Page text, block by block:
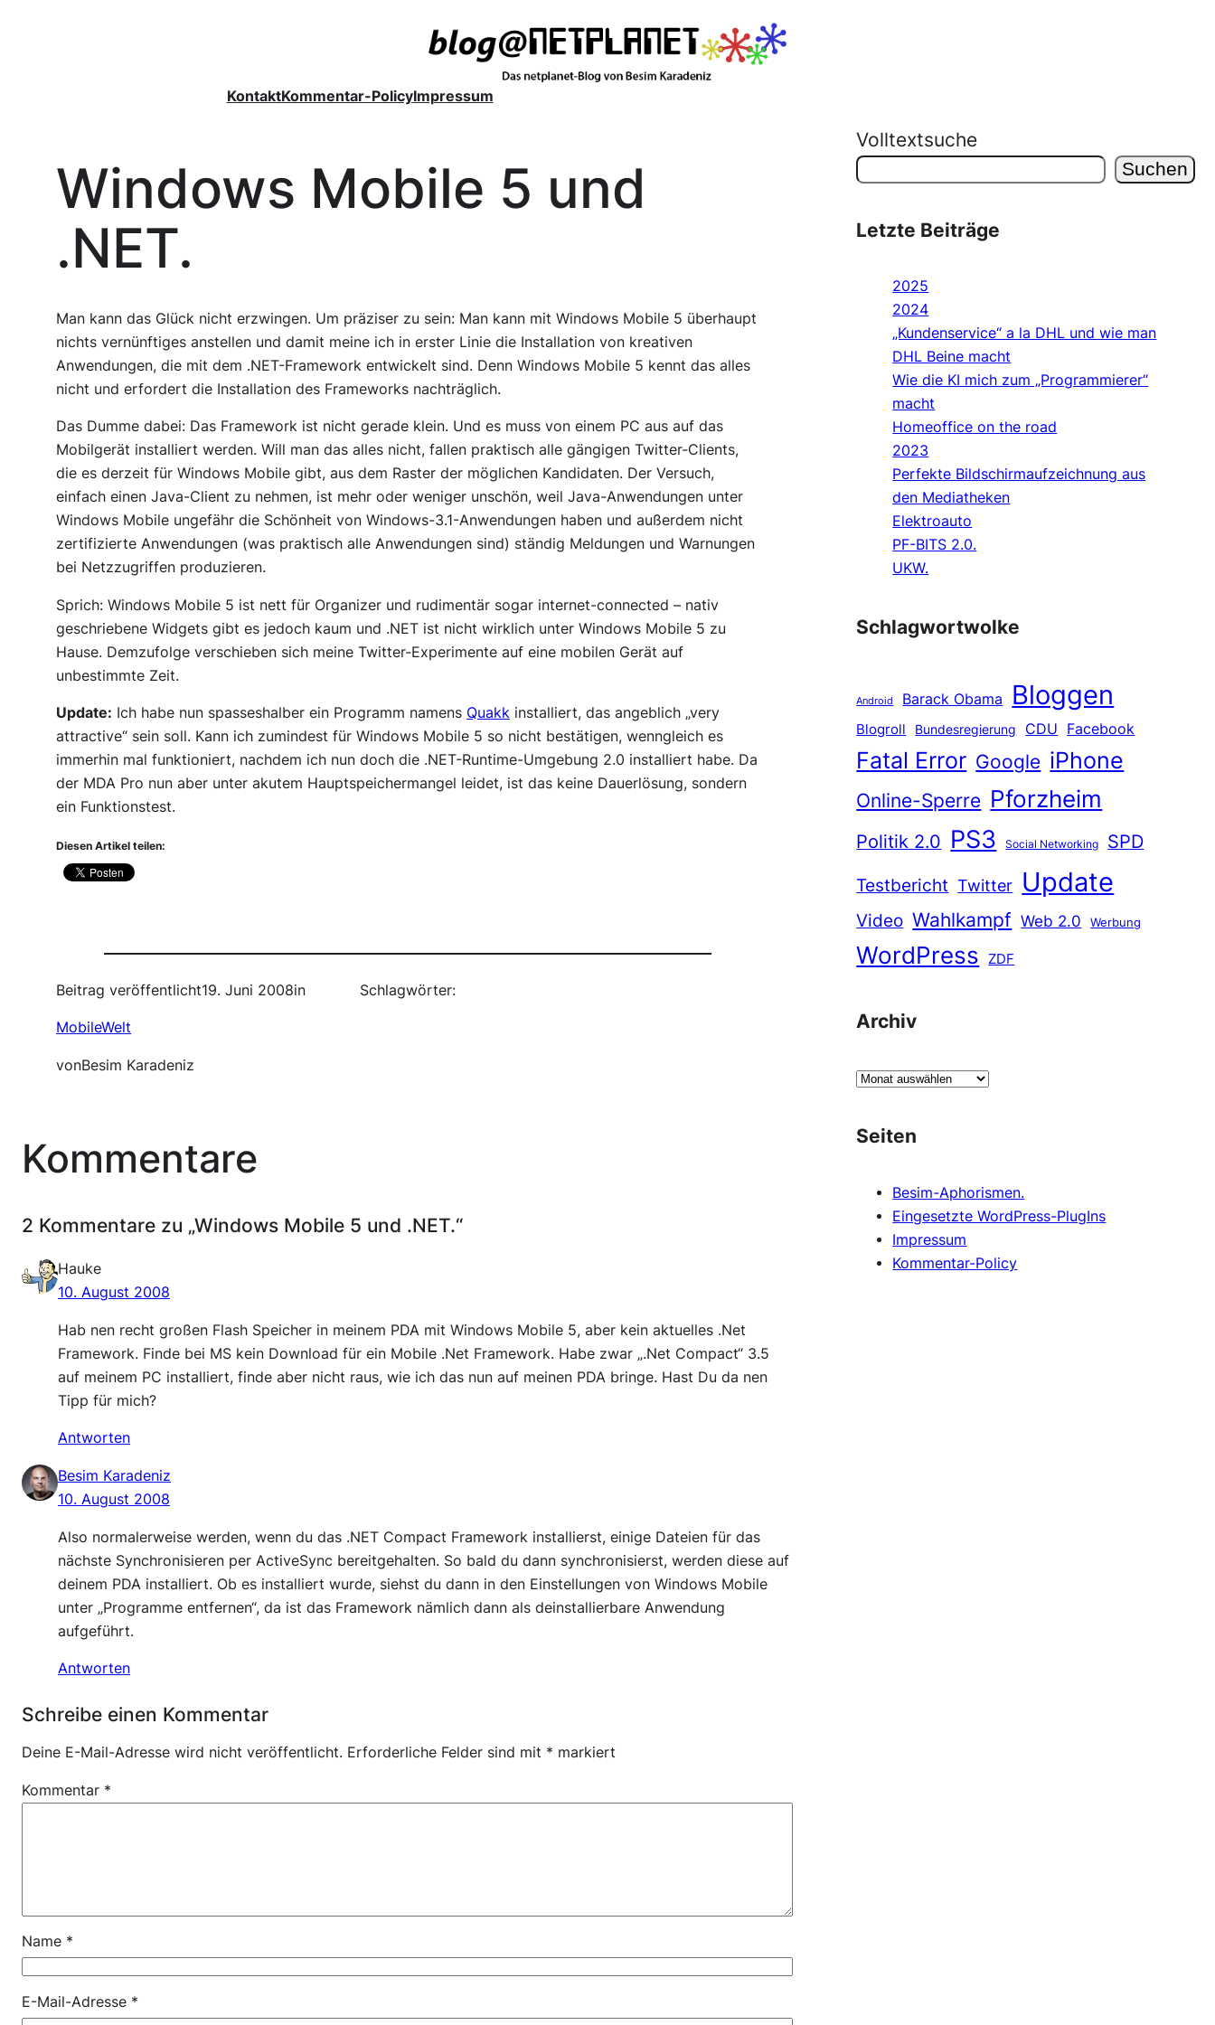
KontaktKommentar-PolicyImpressum
Windows Mobile 5 und
.NET.
Man kann das Glück nicht erzwingen. Um präziser zu sein: Man kann mit Windows Mobile 5 überhaupt
nichts vernünftiges anstellen und damit meine ich in erster Linie die Installation von kreativen
Anwendungen, die mit dem .NET-Framework entwickelt sind. Denn Windows Mobile 5 kennt das alles
nicht und erfordert die Installation des Frameworks nachträglich.
Das Dumme dabei: Das Framework ist nicht gerade klein. Und es muss von einem PC aus auf das
Mobilgerät installiert werden. Will man das alles nicht, fallen praktisch alle gängigen Twitter-Clients,
die es derzeit für Windows Mobile gibt, aus dem Raster der möglichen Kandidaten. Der Versuch,
einfach einen Java-Client zu nehmen, ist mehr oder weniger unschön, weil Java-Anwendungen unter
Windows Mobile ungefähr die Schönheit von Windows-3.1-Anwendungen haben und außerdem nicht
zertifizierte Anwendungen (was praktisch alle Anwendungen sind) ständig Meldungen und Warnungen
bei Netzzugriffen produzieren.
Sprich: Windows Mobile 5 ist nett für Organizer und rudimentär sogar internet-connected – nativ
geschriebene Widgets gibt es jedoch kaum und .NET ist nicht wirklich unter Windows Mobile 5 zu
Hause. Demzufolge verschieben sich meine Twitter-Experimente auf eine mobilen Gerät auf
unbestimmte Zeit.
Update: Ich habe nun spasseshalber ein Programm namens Quakk installiert, das angeblich „very
attractive“ sein soll. Kann ich zumindest für Windows Mobile 5 so nicht bestätigen, wenngleich es
immerhin mal funktioniert, nachdem ich nun doch die .NET-Runtime-Umgebung 2.0 installiert habe. Da
der MDA Pro nun aber unter akutem Hauptspeichermangel leidet, ist das keine Dauerlösung, sondern
ein Funktionstest.
Diesen Artikel teilen:
Beitrag veröffentlicht19. Juni 2008in
MobileWelt
vonBesim Karadeniz
Schlagwörter:
Kommentare
2 Kommentare zu „Windows Mobile 5 und .NET.“
Hauke
10. August 2008
Hab nen recht großen Flash Speicher in meinem PDA mit Windows Mobile 5, aber kein aktuelles .Net
Framework. Finde bei MS kein Download für ein Mobile .Net Framework. Habe zwar „.Net Compact“ 3.5
auf meinem PC installiert, finde aber nicht raus, wie ich das nun auf meinen PDA bringe. Hast Du da nen
Tipp für mich?
Antworten
Besim Karadeniz
10. August 2008
Also normalerweise werden, wenn du das .NET Compact Framework installierst, einige Dateien für das
nächste Synchronisieren per ActiveSync bereitgehalten. So bald du dann synchronisierst, werden diese auf
deinem PDA installiert. Ob es installiert wurde, siehst du dann in den Einstellungen von Windows Mobile
unter „Programme entfernen“, da ist das Framework nämlich dann als deinstallierbare Anwendung
aufgeführt.
Antworten
Schreibe einen Kommentar
Deine E-Mail-Adresse wird nicht veröffentlicht. Erforderliche Felder sind mit * markiert
Kommentar *
Name *
E-Mail-Adresse *
Volltextsuche
Suchen
Letzte Beiträge
2025
2024
„Kundenservice“ a la DHL und wie man
DHL Beine macht
Wie die KI mich zum „Programmierer“
macht
Homeoffice on the road
2023
Perfekte Bildschirmaufzeichnung aus
den Mediatheken
Elektroauto
PF-BITS 2.0.
UKW.
Schlagwortwolke
Android Barack Obama Bloggen
Blogroll Bundesregierung CDU Facebook
Fatal Error Google iPhone
Online-Sperre Pforzheim
Politik 2.0 PS3 Social Networking
SPD
Testbericht Twitter Update
Video Wahlkampf Web 2.0 Werbung
WordPress ZDF
Archiv
A
h
Seiten
Besim-Aphorismen.
Eingesetzte WordPress-PlugIns
Impressum
Kommentar-Policy